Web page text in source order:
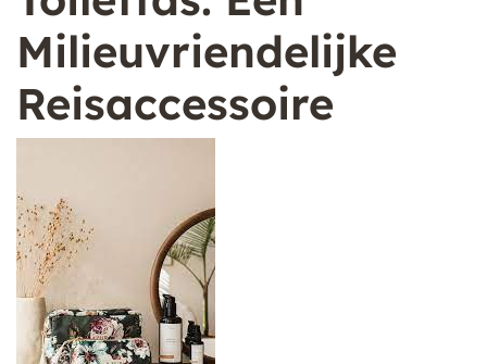
Milieuvriendelijke
Reisaccessoire